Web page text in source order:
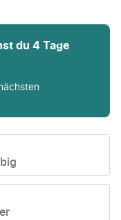
du 4 Tage